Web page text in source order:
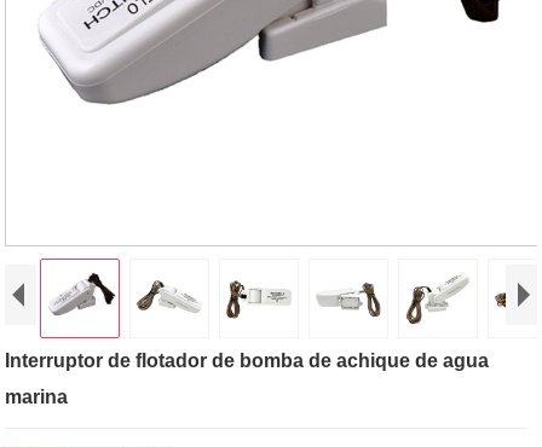
Interruptor de flotador de bomba de achique de agua
marina